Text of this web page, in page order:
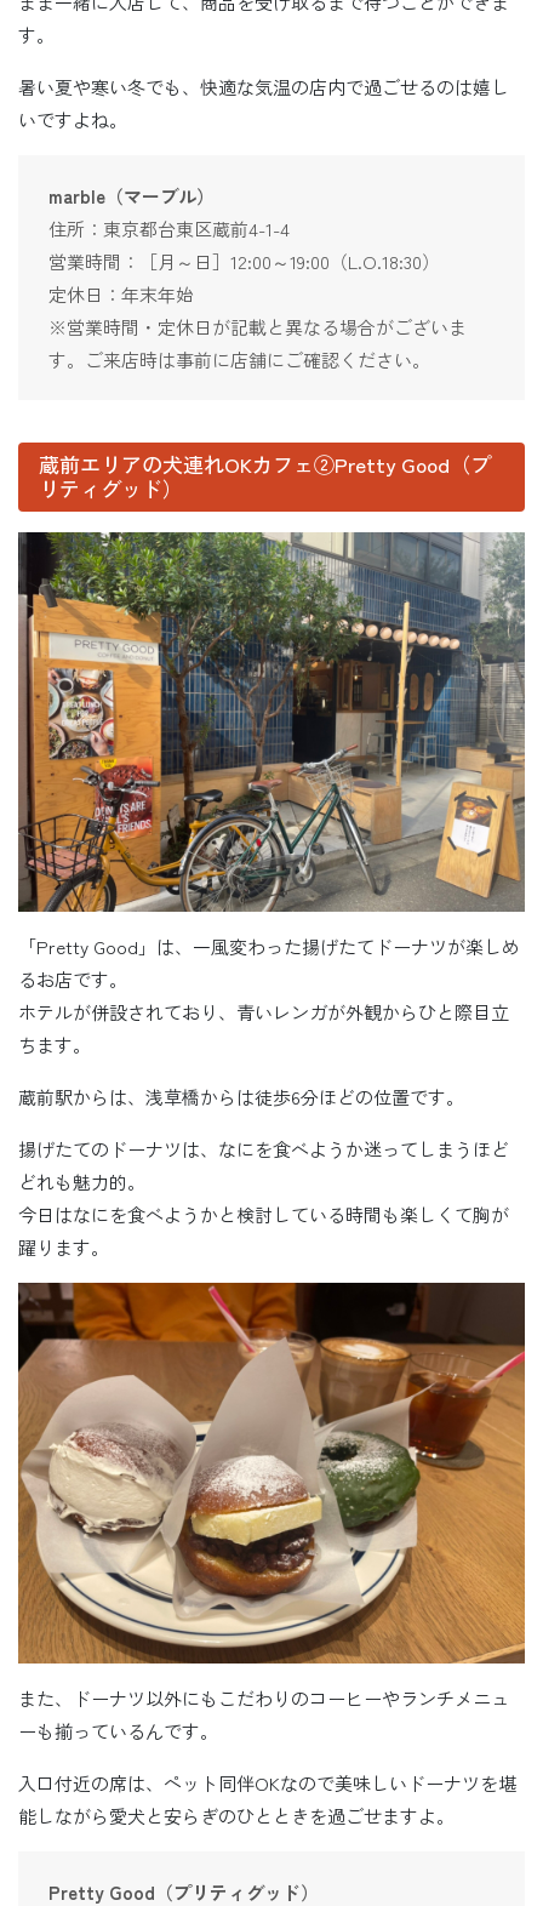
す。
暑い夏や寒い冬でも、快適な気温の店内で過ごせるのは嬉し
いですよね。
marble（マーブル）
住所：東京都台東区蔵前4-1-4
営業時間：［月～日］12:00～19:00（L.O.18:30）
定休日：年末年始
※営業時間・定休日が記載と異なる場合がございま
す。ご来店時は事前に店舗にご確認ください。
蔵前エリアの犬連れOKカフェ②Pretty Good（プ
リティグッド）
「Pretty Good」は、一風変わった揚げたてドーナツが楽しめ
るお店です。
ホテルが併設されており、青いレンガが外観からひと際目立
ちます。
蔵前駅からは、浅草橋からは徒歩6分ほどの位置です。
揚げたてのドーナツは、なにを食べようか迷ってしまうほど
どれも魅力的。
今日はなにを食べようかと検討している時間も楽しくて胸が
躍ります。
また、ドーナツ以外にもこだわりのコーヒーやランチメニュ
ーも揃っているんです。
入口付近の席は、ペット同伴OKなので美味しいドーナツを堪
能しながら愛犬と安らぎのひとときを過ごせますよ。
Pretty Good（プリティグッド）